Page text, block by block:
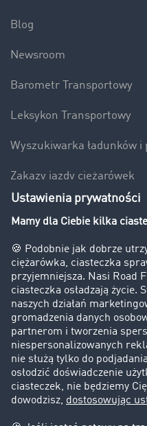
Blog
Newsroom
Barometr Transportowy
Leksykon Transportowy
Wyszukiwarka ładunków i
Zakazy jazdy ciężarówek
Bezpieczeństwo
Firma
Historie sukcesu
Klienci pozyskują nowych
Informacje prawne
Impressum
OWU